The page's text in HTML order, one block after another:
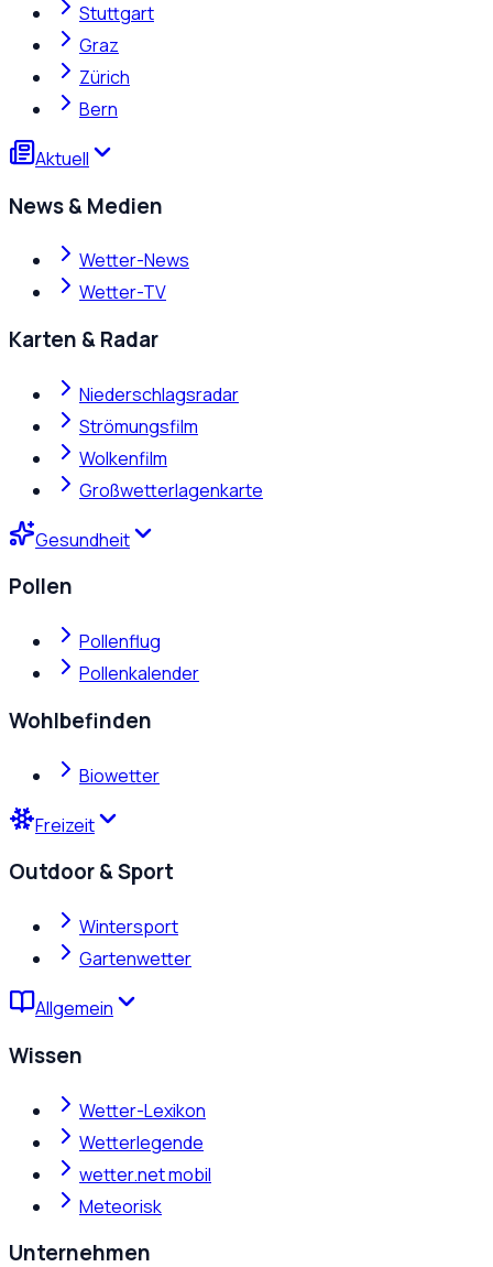
Stuttgart
Graz
Zürich
Bern
Aktuell
News & Medien
Wetter-News
Wetter-TV
Karten & Radar
Niederschlagsradar
Strömungsfilm
Wolkenfilm
Großwetterlagenkarte
Gesundheit
Pollen
Pollenflug
Pollenkalender
Wohlbefinden
Biowetter
Freizeit
Outdoor & Sport
Wintersport
Gartenwetter
Allgemein
Wissen
Wetter-Lexikon
Wetterlegende
wetter.net mobil
Meteorisk
Unternehmen